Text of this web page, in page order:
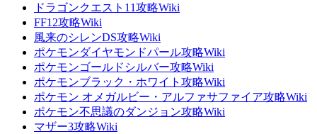
ドラゴンクエスト11攻略Wiki
FF12攻略Wiki
風来のシレンDS攻略Wiki
ポケモンダイヤモンドパール攻略Wiki
ポケモンゴールドシルバー攻略Wiki
ポケモンブラック・ホワイト攻略Wiki
ポケモン オメガルビー・アルファサファイア攻略Wiki
ポケモン不思議のダンジョン攻略Wiki
マザー3攻略Wiki